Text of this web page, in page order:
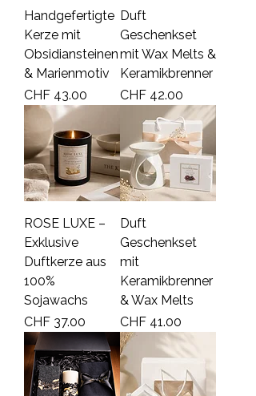
Handgefertigte
Kerze mit
Obsidiansteinen
& Marienmotiv
Price
CHF 43.00
Duft
Geschenkset
mit Wax Melts &
Keramikbrenner
Price
CHF 42.00
ROSE LUXE –
Exklusive
Duftkerze aus
100%
Sojawachs
Price
CHF 37.00
Duft
Geschenkset
mit
Keramikbrenner
& Wax Melts
Price
CHF 41.00